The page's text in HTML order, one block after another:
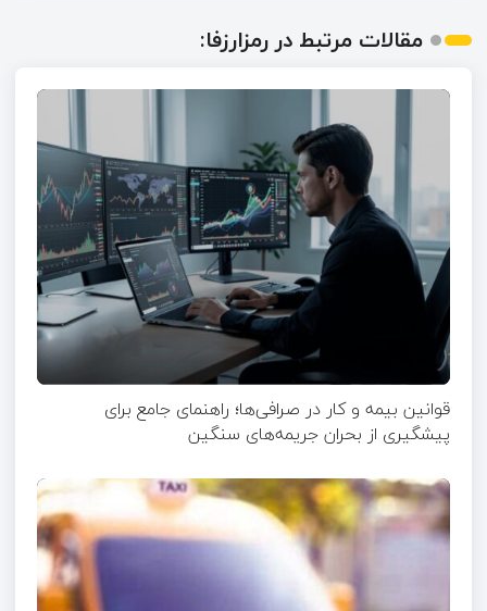
مقالات مرتبط در رمزارزفا:
قوانین بیمه و کار در صرافی‌ها؛ راهنمای جامع برای
پیشگیری از بحران جریمه‌های سنگین